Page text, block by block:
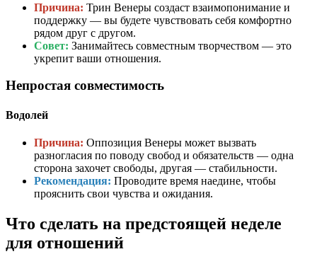
Причина: Трин Венеры создаст взаимопонимание и
поддержку — вы будете чувствовать себя комфортно
рядом друг с другом.
Совет: Занимайтесь совместным творчеством — это
укрепит ваши отношения.
Непростая совместимость
Водолей
Причина: Оппозиция Венеры может вызвать
разногласия по поводу свобод и обязательств — одна
сторона захочет свободы, другая — стабильности.
Рекомендация: Проводите время наедине, чтобы
прояснить свои чувства и ожидания.
Что сделать на предстоящей неделе
для отношений